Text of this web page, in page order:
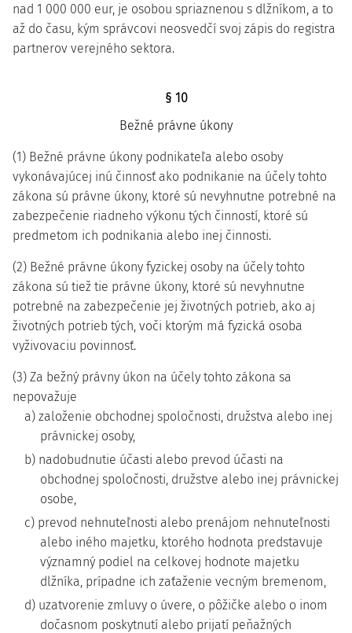
nad 1 000 000 eur, je osobou spriaznenou s dlžníkom, a to
až do času, kým správcovi neosvedčí svoj zápis do registra
partnerov verejného sektora.
§ 10
Bežné právne úkony
(1) Bežné právne úkony podnikateľa alebo osoby
vykonávajúcej inú činnosť ako podnikanie na účely tohto
zákona sú právne úkony, ktoré sú nevyhnutne potrebné na
zabezpečenie riadneho výkonu tých činností, ktoré sú
predmetom ich podnikania alebo inej činnosti.
(2) Bežné právne úkony fyzickej osoby na účely tohto
zákona sú tiež tie právne úkony, ktoré sú nevyhnutne
potrebné na zabezpečenie jej životných potrieb, ako aj
životných potrieb tých, voči ktorým má fyzická osoba
vyživovaciu povinnosť.
(3) Za bežný právny úkon na účely tohto zákona sa
nepovažuje
a) založenie obchodnej spoločnosti, družstva alebo inej
právnickej osoby,
b) nadobudnutie účasti alebo prevod účasti na
obchodnej spoločnosti, družstve alebo inej právnickej
osobe,
c) prevod nehnuteľnosti alebo prenájom nehnuteľnosti
alebo iného majetku, ktorého hodnota predstavuje
významný podiel na celkovej hodnote majetku
dlžníka, prípadne ich zaťaženie vecným bremenom,
d) uzatvorenie zmluvy o úvere, o pôžičke alebo o inom
dočasnom poskytnutí alebo prijatí peňažných